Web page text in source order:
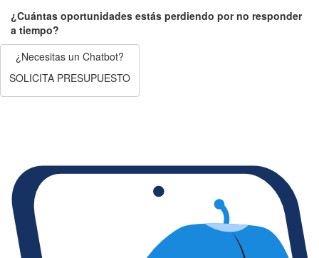
¿Cuántas oportunidades estás perdiendo por no responder
a tiempo?
¿Necesitas un Chatbot?
SOLICITA PRESUPUESTO